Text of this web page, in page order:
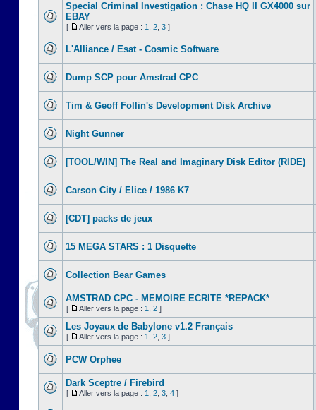
Special Criminal Investigation : Chase HQ II GX4000 sur
EBAY
[ Aller vers la page : 1 2 3 ]
L'Alliance / Esat - Cosmic Software
Dump SCP pour Amstrad CPC
Tim & Geoff Follin's Development Disk Archive
Night Gunner
[TOOL/WIN] The Real and Imaginary Disk Editor (RIDE)
Carson City / Elice / 1986 K7
[CDT] packs de jeux
15 MEGA STARS : 1 Disquette
Collection Bear Games
AMSTRAD CPC - MEMOIRE ECRITE *REPACK*
[ Aller vers la page : 1 2 ]
Les Joyaux de Babylone v1.2 Français
[ Aller vers la page : 1 2 3 ]
PCW Orphee
Dark Sceptre / Firebird
[ Aller vers la page : 1 2 3 4 ]